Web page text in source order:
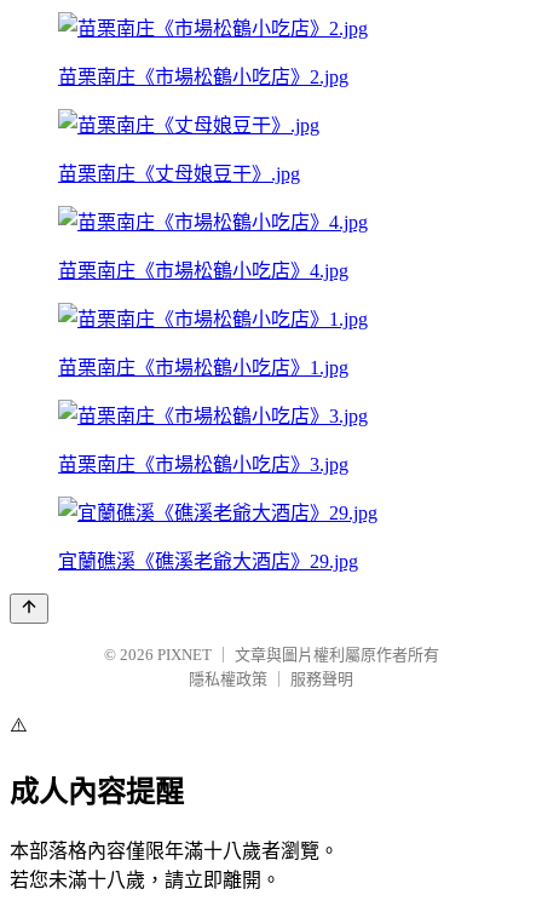
苗栗南庄《市場松鶴小吃店》2.jpg
苗栗南庄《丈母娘豆干》.jpg
苗栗南庄《市場松鶴小吃店》4.jpg
苗栗南庄《市場松鶴小吃店》1.jpg
苗栗南庄《市場松鶴小吃店》3.jpg
宜蘭礁溪《礁溪老爺大酒店》29.jpg
© 2026 PIXNET
文章與圖片權利屬原作者所有
隱私權政策
服務聲明
⚠️
成人內容提醒
本部落格內容僅限年滿十八歲者瀏覽。
若您未滿十八歲，請立即離開。